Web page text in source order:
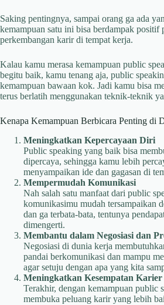
Saking pentingnya, sampai orang ga ada
kemampuan satu ini bisa berdampak positif
perkembangan karir di tempat kerja.
Kalau kamu merasa kemampuan public
begitu baik, kamu tenang aja, public
kemampuan bawaan kok. Jadi kamu bisa
terus berlatih menggunakan teknik-teknik
Kenapa Kemampuan Berbicara Penting di
Meningkatkan Kepercayaan Diri
Public speaking yang baik bisa
dipercaya, sehingga kamu lebih
menyampaikan ide dan gagasan di
Mempermudah Komunikasi
Nah salah satu manfaat dari public
komunikasimu mudah tersampaikan
dan ga terbata-bata, tentunya
dimengerti.
Membantu dalam Negosiasi dan
Negosiasi di dunia kerja
pandai berkomunikasi dan mampu
agar setuju dengan apa yang kita
Meningkatkan Kesempatan Karier
Terakhir, dengan kemampuan public
membuka peluang karir yang lebih